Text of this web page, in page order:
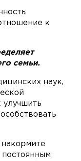
к
семьи.
наук,
улучшить
постоянным